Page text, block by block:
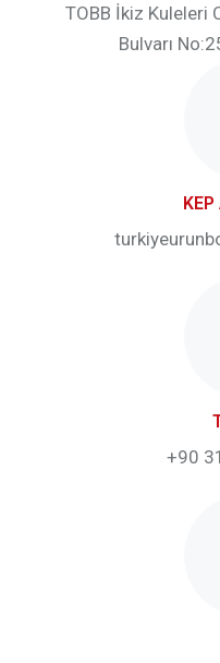
TOBB İkiz Kuleleri
Bulvarı
+90